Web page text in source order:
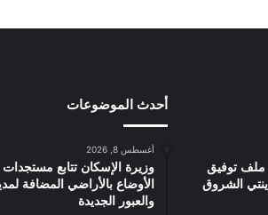
ملف توفيق
الشروق
أحدث الموضوعات
أغسطس 8, 2026
وزيرة الإسكان تتابع
الأوضاع بالأراضي المضافة
والعبور الجديدة